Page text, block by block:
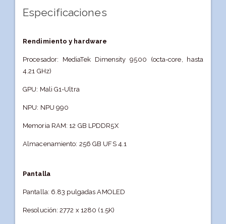
Especificaciones
Rendimiento y hardware
Procesador: MediaTek Dimensity 9500 (octa-core, hasta
4.21 GHz)
GPU: Mali G1-Ultra
NPU: NPU 990
Memoria RAM: 12 GB LPDDR5X
Almacenamiento: 256 GB UFS 4.1
Pantalla
Pantalla: 6.83 pulgadas AMOLED
Resolución: 2772 x 1280 (1.5K)